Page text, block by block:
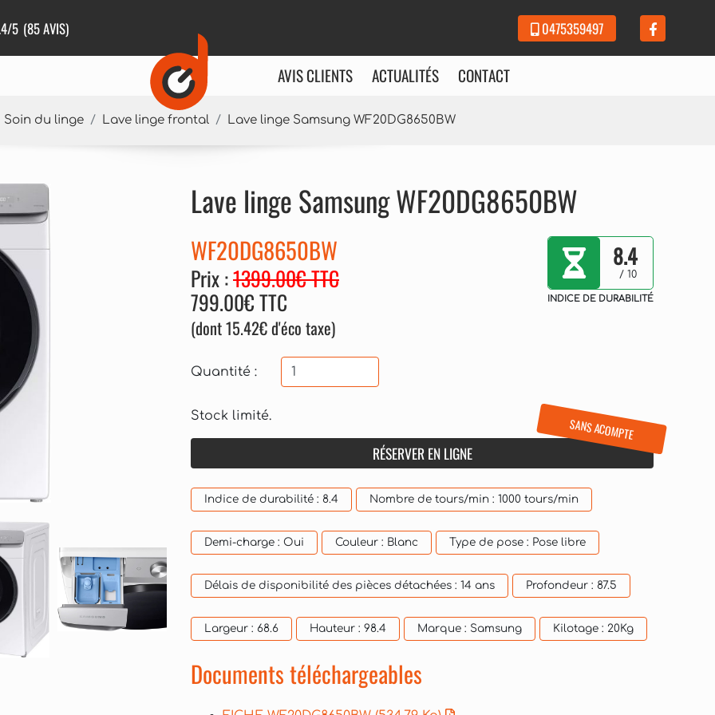
/5 (85 AVIS) 0475359497
AVIS CLIENTS ACTUALITÉS CONTACT
Soin du linge Lave linge frontal Lave linge Samsung WF20DG8650BW
Lave linge Samsung WF20DG8650BW
WF20DG8650BW
Prix :1399.00€ TTC
799.00€ TTC
(dont 15.42€ d'éco taxe)
8.4
/ 10
INDICE DE DURABILITÉ
Quantité :
Stock limité.
RÉSERVER EN LIGNE
SANS ACOMPTE
Indice de durabilité : 8.4 Nombre de tours/min : 1000 tours/min
Demi-charge : Oui Couleur : Blanc Type de pose : Pose libre
Délais de disponibilité des pièces détachées : 14 ans Profondeur : 87.5
Largeur : 68.6 Hauteur : 98.4 Marque : Samsung Kilotage : 20Kg
Documents téléchargeables